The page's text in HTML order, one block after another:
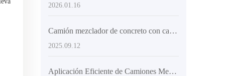
2026.01.16
Camión mezclador de concreto con carga automática: solución ideal para obras rurales y urbanas
2025.09.12
Aplicación Eficiente de Camiones Mezcladores con Carga Superior en Proyectos Constructivos de Gran Escala